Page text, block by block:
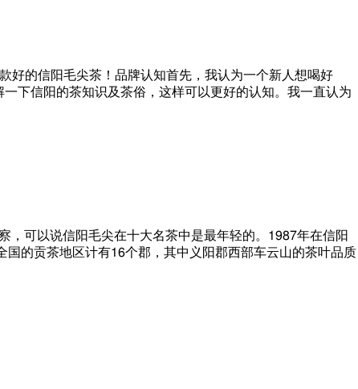
好的信阳毛尖茶！品牌认知首先，我认为一个新人想喝好
下信阳的茶知识及茶俗，这样可以更好的认知。我一直认为
，可以说信阳毛尖在十大名茶中是最年轻的。1987年在信阳
的贡茶地区计有16个郡，其中义阳郡西部车云山的茶叶品质